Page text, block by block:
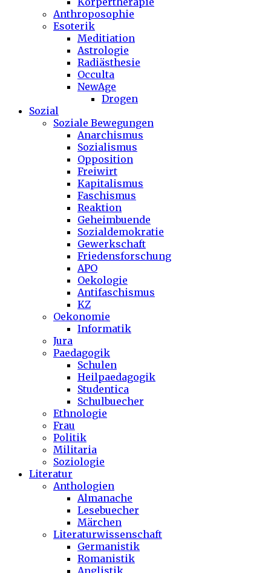
Anthroposophie
Esoterik
Meditiation
Astrologie
Radiästhesie
Occulta
NewAge
Drogen
Sozial
Soziale Bewegungen
Anarchismus
Sozialismus
Opposition
Freiwirt
Kapitalismus
Faschismus
Reaktion
Geheimbuende
Sozialdemokratie
Gewerkschaft
Friedensforschung
APO
Oekologie
Antifaschismus
KZ
Oekonomie
Informatik
Jura
Paedagogik
Schulen
Heilpaedagogik
Studentica
Schulbuecher
Ethnologie
Frau
Politik
Militaria
Soziologie
Literatur
Anthologien
Almanache
Lesebuecher
Märchen
Literaturwissenschaft
Germanistik
Romanistik
Anglistik